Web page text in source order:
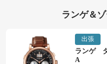
ランゲ＆
出張
ランゲ
A